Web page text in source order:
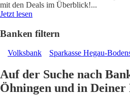
mit den Deals im Überblick!...
Jetzt lesen
Banken filtern
Volksbank Sparkasse Hegau-
Auf der Suche nach
Öhningen und in Deiner